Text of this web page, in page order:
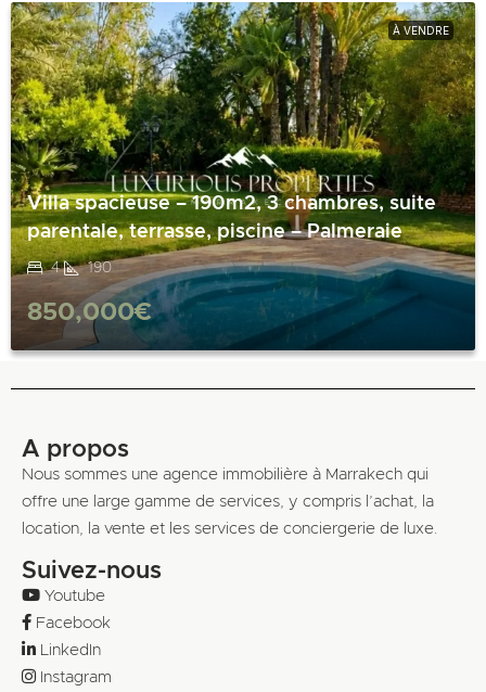
À VENDRE
Villa spacieuse – 190m2, 3 chambres, suite
parentale, terrasse, piscine – Palmeraie
4 190
850,000€
A propos
Nous sommes une agence immobilière à Marrakech qui
offre une large gamme de services, y compris l’achat, la
location, la vente et les services de conciergerie de luxe.
Suivez-nous
Youtube
Facebook
LinkedIn
Instagram